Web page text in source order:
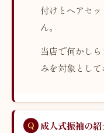
付けとヘアセ
ん。
当店で何かし
みを対象として
成人式振袖の